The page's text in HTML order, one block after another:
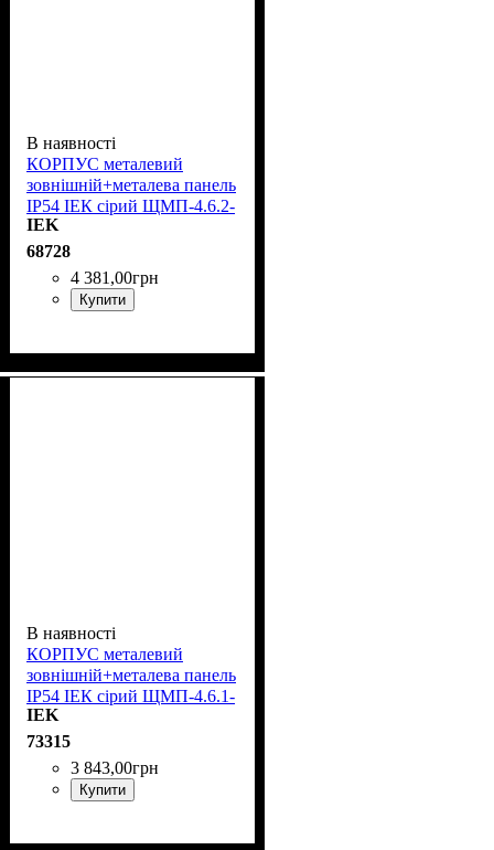
В наявності
КОРПУС металевий
зовнішній+металева панель
IP54 ІЕК сірий ЩМП-4.6.2-
0 74 У2 YKM40-462-54
IEK
68728
4 381 ,00грн
Купити
В наявності
КОРПУС металевий
зовнішній+металева панель
IP54 ІЕК сірий ЩМП-4.6.1-
0 74 У2 YKM40-461-54
IEK
73315
3 843,00грн
Купити